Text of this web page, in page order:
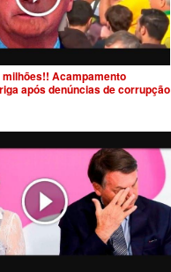
Acampamento
após denúncias de corrupção